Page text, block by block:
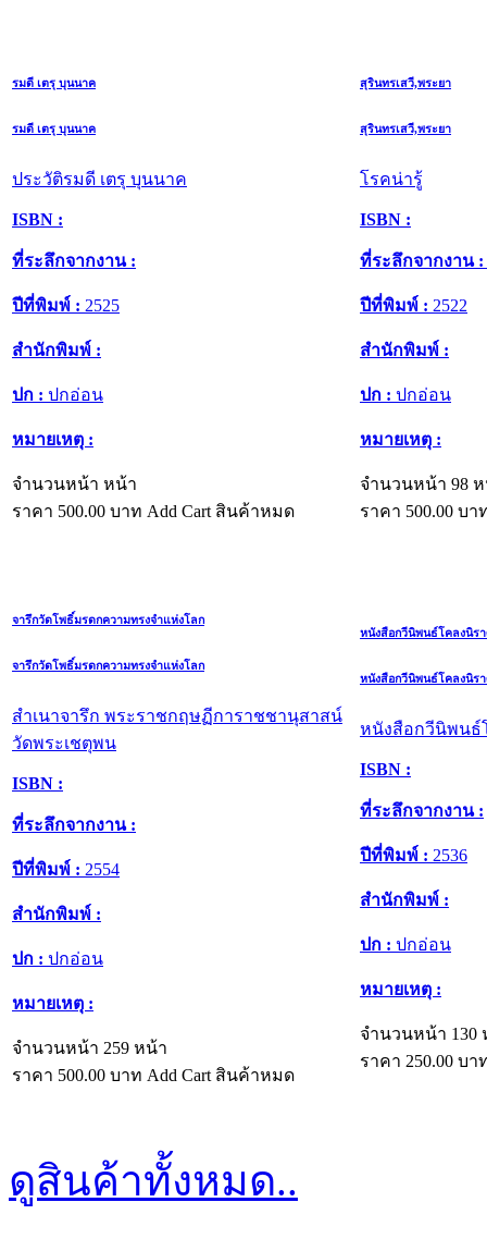
รมดี เตรุ บุนนาค
รมดี เตรุ บุนนาค
ประวัติรมดี เตรุ บุนนาค
ISBN :
ที่ระลึกจากงาน :
ปีที่พิมพ์ : 2525
สำนักพิมพ์ :
ปก : ปกอ่อน
หมายเหตุ :
จำนวนหน้า หน้า
ราคา 500.00 บาท Add Cart สินค้าหมด
สุรินทรเสวี,พระยา
สุรินทรเสวี,พระยา
โรคน่ารู้
ISBN :
ที่ระลึกจากงาน :
ปีที่พิมพ์ : 2522
สำนักพิมพ์ :
ปก : ปกอ่อน
หมายเหตุ :
จำนวนหน้า 98
ราคา 500.00 บา
จารึกวัดโพธิ์มรดกความทรงจำแห่งโลก
จารึกวัดโพธิ์มรดกความทรงจำแห่งโลก
สำเนาจารึก พระราชกฤษฏีการาชชานุสาสน์
วัดพระเชตุพน
ISBN :
ที่ระลึกจากงาน :
ปีที่พิมพ์ : 2554
สำนักพิมพ์ :
ปก : ปกอ่อน
หมายเหตุ :
จำนวนหน้า 259 หน้า
ราคา 500.00 บาท Add Cart สินค้าหมด
หนังสือกวีนิพนธ์โคลงนิรา
หนังสือกวีนิพนธ์โคลงนิรา
หนังสือกวีนิพนธ์
ISBN :
ที่ระลึกจากงาน :
ปีที่พิมพ์ : 2536
สำนักพิมพ์ :
ปก : ปกอ่อน
หมายเหตุ :
จำนวนหน้า 130
ราคา 250.00 บา
ดูสินค้าทั้งหมด..